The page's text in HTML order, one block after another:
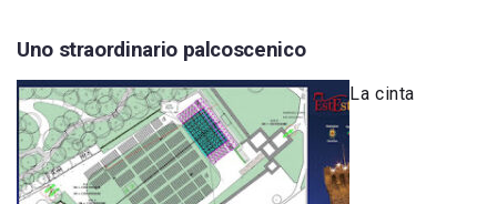
Uno straordinario palcoscenico
La cinta